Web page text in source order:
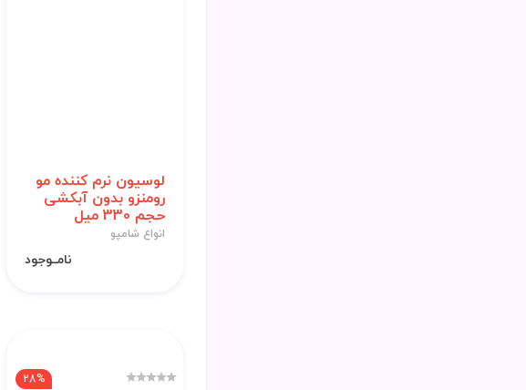
لوسیون نرم کننده مو
رومنزو بدون آبکشی
حجم 330 میل
انواع شامپو
نامــوجود
28%